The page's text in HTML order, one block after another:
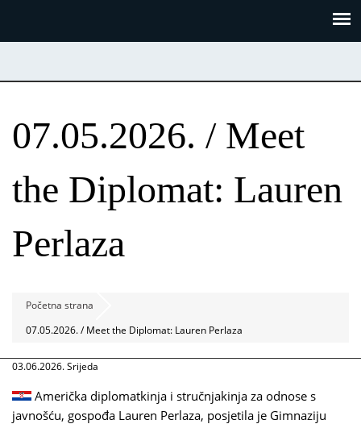
07.05.2026. / Meet
the Diplomat: Lauren
Perlaza
Početna strana
07.05.2026. / Meet the Diplomat: Lauren Perlaza
03.06.2026. Srijeda
Američka diplomatkinja i stručnjakinja za odnose s
javnošću, gospođa Lauren Perlaza, posjetila je Gimnaziju